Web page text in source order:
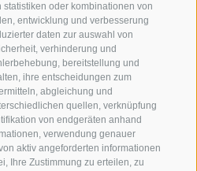
oder kombinationen von
entwicklung und verbesserung
daten zur auswahl von
verhinderung und
bereitstellung und
ihre entscheidungen zum
abgleichung und
quellen, verknüpfung
von endgeräten anhand
verwendung genauer
aktiv angeforderten informationen
Ihre Zustimmung zu erteilen, zu